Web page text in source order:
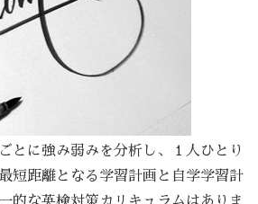
とに強み弱みを分析し、１人ひとり
短距離となる学習計画と自学学習計